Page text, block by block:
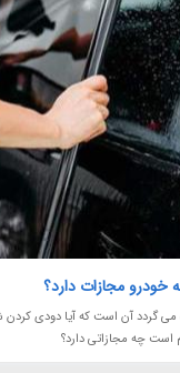
مجازات دارد؟
می گردد آن است که آیا دودی
است چه مجازاتی دارد؟